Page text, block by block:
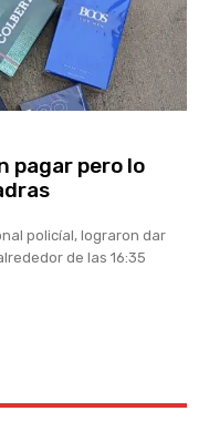
pagar pero lo
policíal, lograron dar